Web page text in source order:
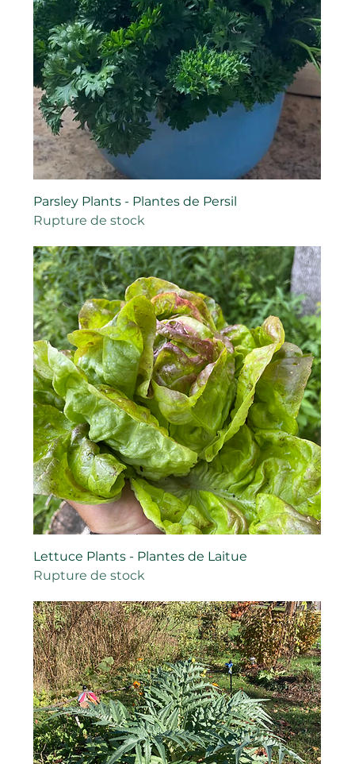
Parsley Plants - Plantes de Persil
Rupture de stock
Lettuce Plants - Plantes de Laitue
Rupture de stock